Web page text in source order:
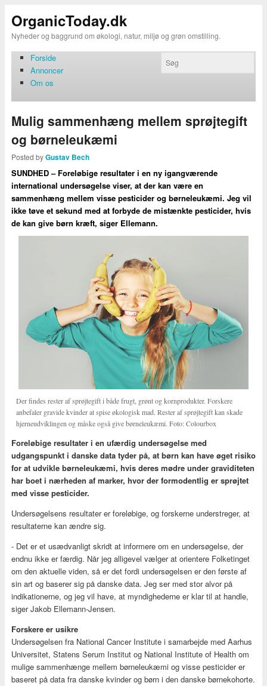
OrganicToday.dk
Nyheder og baggrund om økologi, natur, miljø og grøn omstilling.
Forside
Annoncer
Om os
Mulig sammenhæng mellem sprøjtegift
og børneleukæmi
Posted byGustav Bech
SUNDHED – Foreløbige resultater i en ny igangværende
international undersøgelse viser, at der kan være en
sammenhæng mellem visse pesticider og børneleukæmi. Jeg vil
ikke tøve et sekund med at forbyde de mistænkte pesticider, hvis
de kan give børn kræft, siger Ellemann.
Der findes rester af sprøjtegift i både frugt, grønt og kornprodukter. Forskere
anbefaler gravide kvinder at spise økologisk mad. Rester af sprøjtegift kan skade
hjerneudviklingen og måske også give børneleukæmi. Foto: Colourbox
Foreløbige resultater i en ufærdig undersøgelse med
udgangspunkt i danske data tyder på, at børn kan have øget risiko
for at udvikle børneleukæmi, hvis deres mødre under graviditeten
har boet i nærheden af marker, hvor der formodentlig er sprøjtet
med visse pesticider.
Undersøgelsens resultater er foreløbige, og forskerne understreger, at
resultaterne kan ændre sig.
- Det er et usædvanligt skridt at informere om en undersøgelse, der
endnu ikke er færdig. Når jeg alligevel vælger at orientere Folketinget
om den aktuelle viden, så er det fordi undersøgelsen er den første af
sin art og baserer sig på danske data. Jeg ser med stor alvor på
indikationerne, og jeg vil have, at myndighederne er klar til at handle,
siger Jakob Ellemann-Jensen.
Forskere er usikre
Undersøgelsen fra National Cancer Institute i samarbejde med Aarhus
Universitet, Statens Serum Institut og National Institute of Health om
mulige sammenhænge mellem børneleukæmi og visse pesticider er
baseret på data fra danske kvinder og børn i den danske børnekohorte.